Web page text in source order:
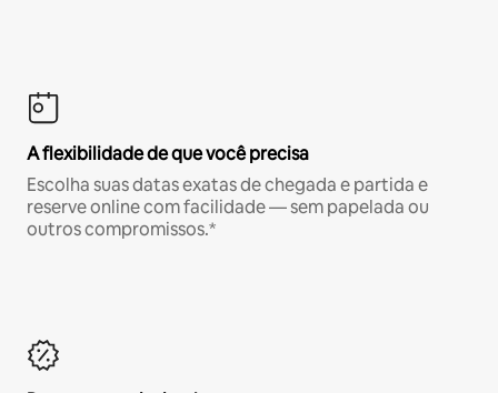
A flexibilidade de que você precisa
Escolha suas datas exatas de chegada e partida e
reserve online com facilidade — sem papelada ou
outros compromissos.*